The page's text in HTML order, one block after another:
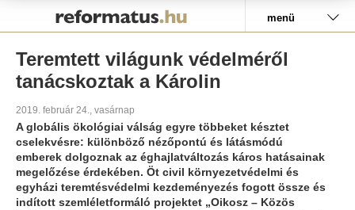
menü
Teremtett világunk védelméről
tanácskoztak a Károlin
2019. február 24., vasárnap
A globális ökológiai válság egyre többeket késztet
cselekvésre: különböző nézőpontú és látásmódú
emberek dolgoznak az éghajlatváltozás káros hatásainak
megelőzése érdekében. Öt civil környezetvédelmi és
egyházi teremtésvédelmi kezdeményezés fogott össze és
indított szemléletformáló projektet „Oikosz – Közös